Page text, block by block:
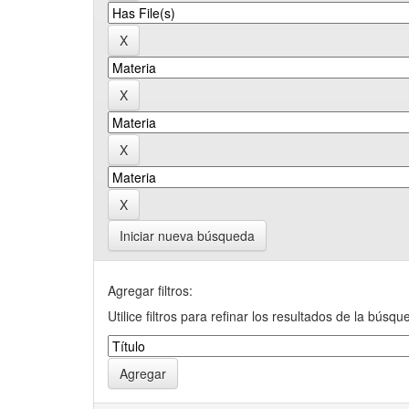
Iniciar nueva búsqueda
Agregar filtros:
Utilice filtros para refinar los resultados de la